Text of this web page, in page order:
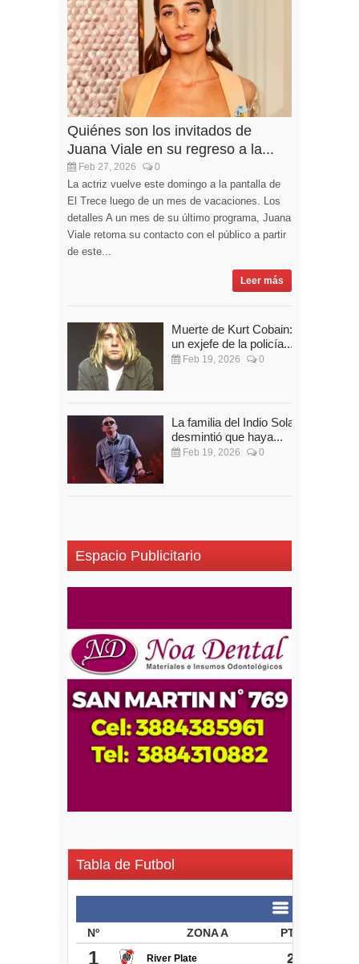
Quiénes son los invitados de
Juana Viale en su regreso a la...
Feb 27, 2026 0
La actriz vuelve este domingo a la pantalla de
El Trece luego de un mes de vacaciones. Los
detalles A un mes de su último programa, Juana
Viale retoma su contacto con el público a partir
de este...
Leer más
Muerte de Kurt Cobain:
un exjefe de la policía...
Feb 19, 2026 0
La familia del Indio Solari
desmintió que haya...
Feb 19, 2026 0
Espacio Publicitario
Tabla de Futbol